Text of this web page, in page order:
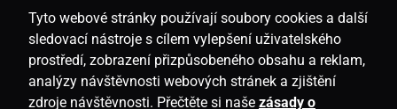
CZ
Tyto webové stránky používají soubory cookies a další
sledovací nástroje s cílem vylepšení uživatelského
prostředí, zobrazení přizpůsobeného obsahu a reklam,
analýzy návštěvnosti webových stránek a zjištění
zdroje návštěvnosti. Přečtěte si naše zásady o